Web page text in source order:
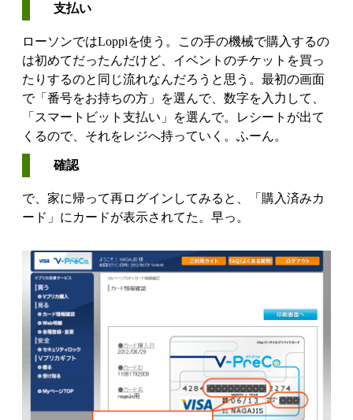
支払い
ローソンではLoppiを使う。この手の機械で購入するの
は初めてだったんだけど、イベントのチケットを買っ
たりするのと同じ流れなんだろうと思う。最初の画面
で「番号をお持ちの方」を選んで、数字を入力して、
「スマートビット支払い」を選んで。レシートが出て
くるので、それをレジへ持っていく。ふーん。
確認
で、家に帰って再ログインしてみると、「購入済みカ
ード」にカードが表示されてた。早っ。